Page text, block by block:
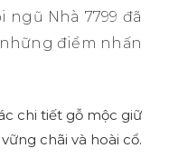
Nhà 7799 đã
điểm nhấn
chi tiết gỗ mộc giữ
chãi và hoài cổ.